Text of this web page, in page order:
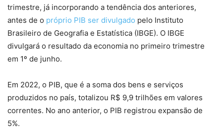
trimestre, já incorporando a tendência dos anteriores,
antes de o próprio PIB ser divulgado pelo Instituto
Brasileiro de Geografia e Estatística (IBGE). O IBGE
divulgará o resultado da economia no primeiro trimestre
em 1º de junho.
Em 2022, o PIB, que é a soma dos bens e serviços
produzidos no país, totalizou R$ 9,9 trilhões em valores
correntes. No ano anterior, o PIB registrou expansão de
5%.